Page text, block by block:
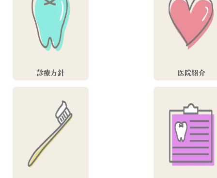
診療方針 医院紹介